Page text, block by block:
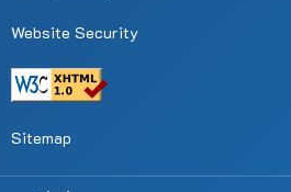
Website Security
Sitemap